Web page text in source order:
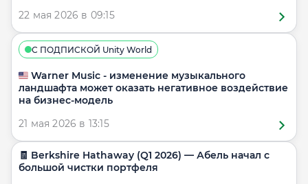
22 мая 2026 в 09:15
С ПОДПИСКОЙ Unity World
🇺🇸 Warner Music - изменение музыкального
ландшафта может оказать негативное воздействие
на бизнес-модель
21 мая 2026 в 13:15
🧾 Berkshire Hathaway (Q1 2026) — Абель начал с
большой чистки портфеля